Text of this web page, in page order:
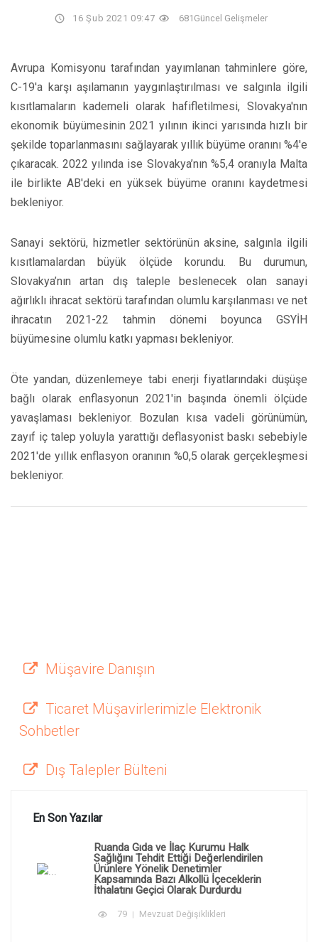
16 Şub 2021 09:47 681 Güncel Gelişmeler
Avrupa Komisyonu tarafından yayımlanan tahminlere göre,
C-19'a karşı aşılamanın yaygınlaştırılması ve salgınla ilgili
kısıtlamaların kademeli olarak hafifletilmesi, Slovakya'nın
ekonomik büyümesinin 2021 yılının ikinci yarısında hızlı bir
şekilde toparlanmasını sağlayarak yıllık büyüme oranını %4'e
çıkaracak. 2022 yılında ise Slovakya’nın %5,4 oranıyla Malta
ile birlikte AB'deki en yüksek büyüme oranını kaydetmesi
bekleniyor.
Sanayi sektörü, hizmetler sektörünün aksine, salgınla ilgili
kısıtlamalardan büyük ölçüde korundu. Bu durumun,
Slovakya’nın artan dış taleple beslenecek olan sanayi
ağırlıklı ihracat sektörü tarafından olumlu karşılanması ve net
ihracatın 2021-22 tahmin dönemi boyunca GSYİH
büyümesine olumlu katkı yapması bekleniyor.
Öte yandan, düzenlemeye tabi enerji fiyatlarındaki düşüşe
bağlı olarak enflasyonun 2021'in başında önemli ölçüde
yavaşlaması bekleniyor. Bozulan kısa vadeli görünümün,
zayıf iç talep yoluyla yarattığı deflasyonist baskı sebebiyle
2021'de yıllık enflasyon oranının %0,5 olarak gerçekleşmesi
bekleniyor.
Müşavire Danışın
Ticaret Müşavirlerimizle Elektronik
Sohbetler
Dış Talepler Bülteni
En Son Yazılar
Ruanda Gıda ve İlaç Kurumu Halk
Sağlığını Tehdit Ettiği Değerlendirilen
Ürünlere Yönelik Denetimler
Kapsamında Bazı Alkollü İçeceklerin
İthalatını Geçici Olarak Durdurdu
79 Mevzuat Değişiklikleri